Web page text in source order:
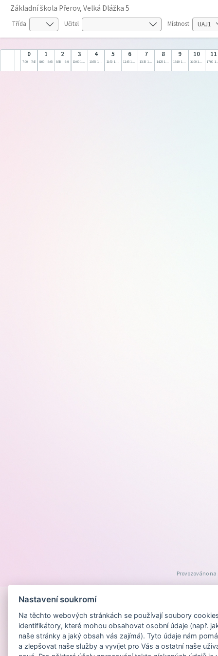
Základní škola Přerov, Velká Dlážka 5
Třída Učitel Místnost
0
7:00 7:45
1
8:00 8:45
2
8:55 9:40
3
10:00 10:45
4
10:55 11:40
5
11:50 12:35
6
12:45 13:30
7
13:35 14:20
8
14:25 15:10
9
15:10 16:00
10
16:00 17:00
11
17:00
Provozováno
Nastavení soukromí
Na těchto webových stránkách se používají soubory
identifikátory, které mohou obsahovat osobní údaje (např.
naše stránky a jaký obsah vás zajímá). Tyto údaje nám
a zlepšovat naše služby a vyvíjet pro Vás a ostatní naše